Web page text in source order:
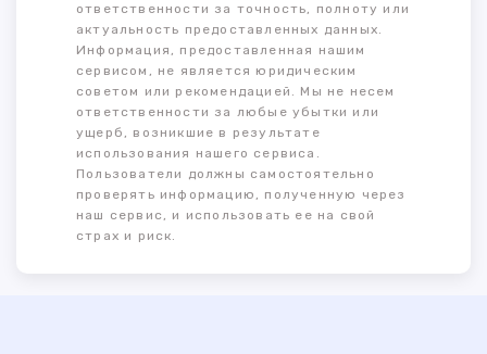
ответственности за точность, полноту или
актуальность предоставленных данных.
Информация, предоставленная нашим
сервисом, не является юридическим
советом или рекомендацией. Мы не несем
ответственности за любые убытки или
ущерб, возникшие в результате
использования нашего сервиса.
Пользователи должны самостоятельно
проверять информацию, полученную через
наш сервис, и использовать ее на свой
страх и риск.